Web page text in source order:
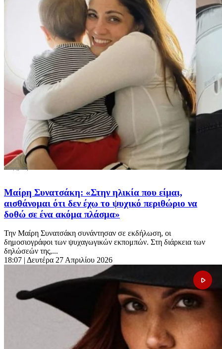
Μαίρη Συνατσάκη: «Στην ηλικία που είμαι,
αισθάνομαι ότι δεν έχω το ψυχικό περιθώριο να
δοθώ σε ένα ακόμα πλάσμα»
Την Μαίρη Συνατσάκη συνάντησαν σε εκδήλωση, οι
δημοσιογράφοι των ψυχαγωγικών εκπομπών. Στη διάρκεια των
δηλώσεών της,...
18:07 | Δευτέρα 27 Απριλίου 2026